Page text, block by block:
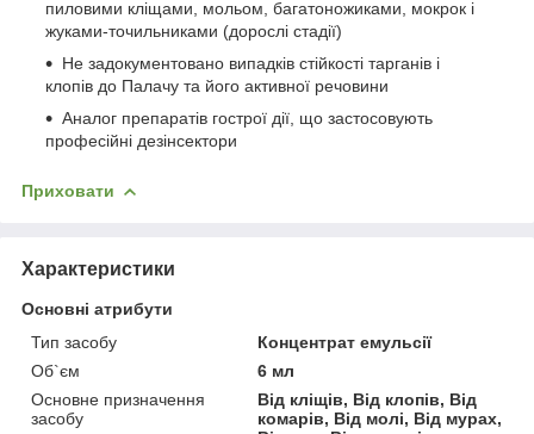
пиловими кліщами, мольом, багатоножиками, мокрок і
жуками-точильниками (дорослі стадії)
Не задокументовано випадків стійкості тарганів і
клопів до Палачу та його активної речовини
Аналог препаратів гострої дії, що застосовують
професійні дезінсектори
Приховати
Характеристики
Основні атрибути
Тип засобу
Концентрат емульсії
Об`єм
6 мл
Основне призначення
засобу
Від кліщів, Від клопів, Від
комарів, Від молі, Від мурах,